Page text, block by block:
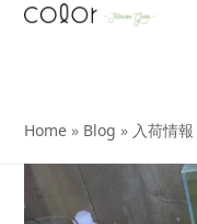
SkipOpen
Close
Home » Blog » 入荷情報